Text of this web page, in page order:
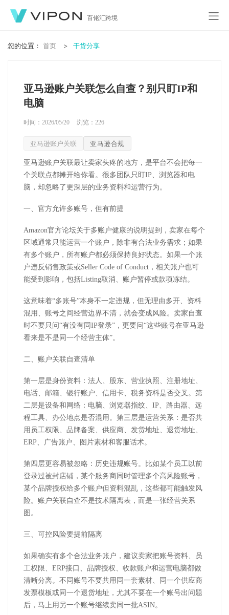
百佬汇跨境
您的位置： 首页 干货分享
亚马逊账户关联怎么自查？别只盯IP和
电脑
时间：2026/05/20 浏览： 226
亚马逊账户关联 亚马逊合规
亚马逊账户关联最让卖家头疼的地方，是平台不会把每一
个关联点都摊开给你看。很多团队只盯IP、浏览器和电
脑，却忽略了更深层的业务资料和运营行为。
一、官方允许多账号，但有前提
Amazon官方论坛关于多账户健康的说明提到，卖家在每个
区域通常只能运营一个账户，除非有合法业务需求；如果
有多个账户，所有账户都必须保持良好状态。如果一个账
户违反销售政策或Seller Code of Conduct ，相关账户也可
能受到影响，包括Listing取消、账户暂停或款项冻结。
这意味着“多账号”本身不一定违规，但无理由多开、资料
混用、账号之间经营边界不清，就会变成风险。卖家自查
时不要只问“有没有同 IP登录” ，更要问“这些账号在亚马逊
看来是不是同一个经营主体”。
二、账户关联自查清单
第一层是身份资料：法人、股东、营业执照、注册地址、
电话、邮箱、银行账户、信用卡、税务资料是否交叉。第
二层是设备和网络：电脑、浏览器指纹、 IP、路由器、远
程工具、办公地点是否混用。第三层是运营关系：是否共
用员工权限、品牌备案、供应商、发货地址、退货地址、
ERP、广告账户、图片素材和客服话术。
第四层更容易被忽略：历史违规账号。比如某个员工以前
登录过被封店铺，某个服务商同时管理多个高风险账号，
某个品牌授权给多个账户但资料混乱，这些都可能触发风
险。账户关联自查不是技术隔离表，而是一张经营关系
图。
三、可控风险要提前隔离
如果确实有多个合法业务账户，建议卖家把账号资料、员
工权限、 ERP接口、品牌授权、收款账户和运营电脑都做
清晰分离。不同账号不要共用同一套素材、同一个供应商
发票模板或同一个退货地址，尤其不要在一个账号出问题
后，马上用另一个账号继续卖同一批ASIN。